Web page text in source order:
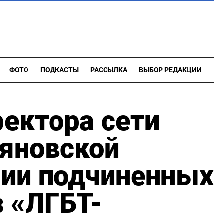
ФОТО ПОДКАСТЫ РАССЫЛКА ВЫБОР РЕДАКЦИИ
сети
подчиненных
«ЛГБТ-